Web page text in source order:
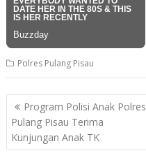
Polres Pulang Pisau
Post
navigation
Program Polisi Anak Polres
Pulang Pisau Terima
Kunjungan Anak TK